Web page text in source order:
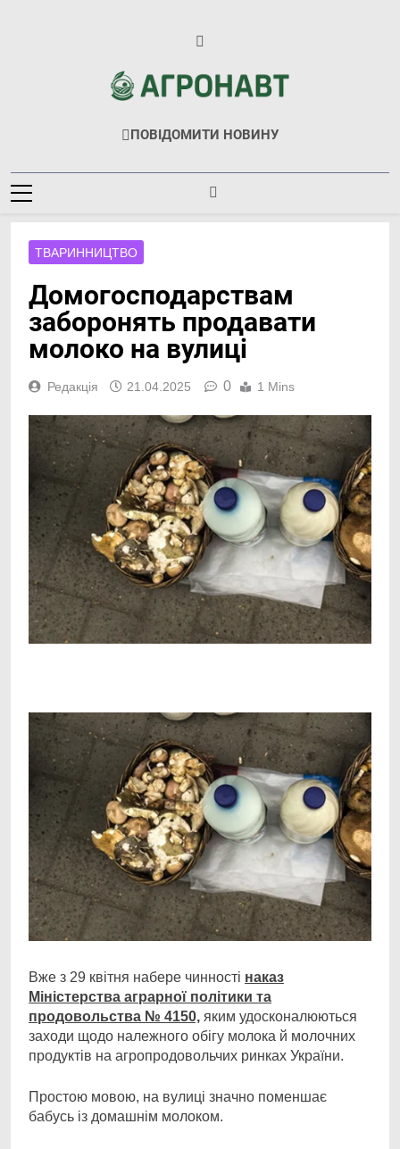
Агронавт
Новини Українського Агробізнесу
ПОВІДОМИТИ НОВИНУ
ТВАРИННИЦТВО
Домогосподарствам
заборонять продавати
молоко на вулиці
Редакція 21.04.2025 0 1 Mins
Link
Вже з 29 квітня набере чинності наказ
Міністерства аграрної політики та
продовольства № 4150, яким удосконалюються
заходи щодо належного обігу молока й молочних
продуктів на агропродовольчих ринках України.
Простою мовою, на вулиці значно поменшає
бабусь із домашнім молоком.